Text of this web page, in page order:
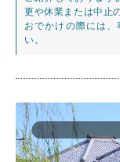
更や休業または中止
おでかけの際には
い。